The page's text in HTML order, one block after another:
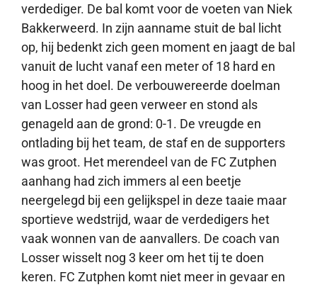
verdediger. De bal komt voor de voeten van Niek
Bakkerweerd. In zijn aanname stuit de bal licht
op, hij bedenkt zich geen moment en jaagt de bal
vanuit de lucht vanaf een meter of 18 hard en
hoog in het doel. De verbouwereerde doelman
van Losser had geen verweer en stond als
genageld aan de grond: 0-1. De vreugde en
ontlading bij het team, de staf en de supporters
was groot. Het merendeel van de FC Zutphen
aanhang had zich immers al een beetje
neergelegd bij een gelijkspel in deze taaie maar
sportieve wedstrijd, waar de verdedigers het
vaak wonnen van de aanvallers. De coach van
Losser wisselt nog 3 keer om het tij te doen
keren. FC Zutphen komt niet meer in gevaar en